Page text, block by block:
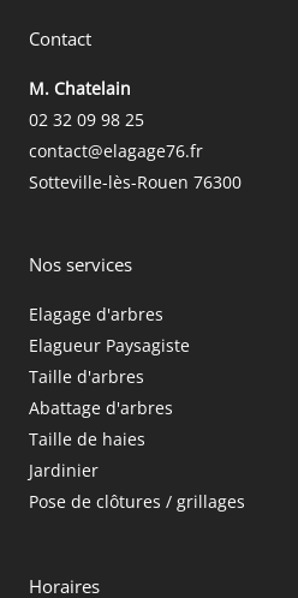
Contact
M. Chatelain
02 32 09 98 25
contact@elagage76.fr
Sotteville-lès-Rouen 76300
Nos services
Elagage d'arbres
Elagueur Paysagiste
Taille d'arbres
Abattage d'arbres
Taille de haies
Jardinier
Pose de clôtures / grillages
Horaires